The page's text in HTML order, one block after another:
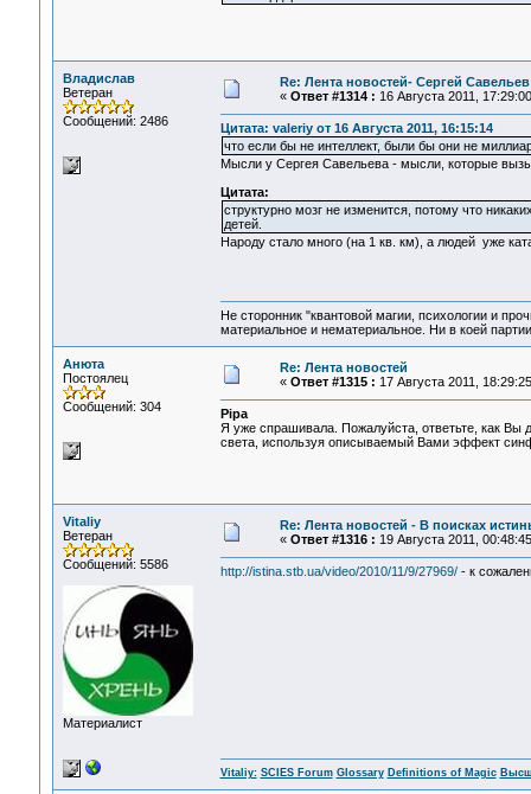
Владислав
Ветеран
Сообщений: 2486
Re: Лента новостей- Сергей Савельев
« Ответ #1314 : 16 Августа 2011,
Цитата: valeriy от 16 Августа 2011, 16:15:14
что если бы не интеллект, были бы они не
Мысли у Сергея Савельева - мысли, которые
Цитата:
структурно мозг не изменится, потому что
детей.
Народу стало много (на 1 кв. км), а людей уже
Не сторонник "квантовой магии, психологии и
материальное и нематериальное. Ни в коей
Анюта
Постоялец
Сообщений: 304
Re: Лента новостей
« Ответ #1315 : 17 Августа 2011,
Pipa
Я уже спрашивала. Пожалуйста, ответьте, как
света, используя описываемый Вами эффект
Vitaliy
Ветеран
Сообщений: 5586
Материалист
Re: Лента новостей - В поисках
« Ответ #1316 : 19 Августа 2011,
http://istina.stb.ua/video/2010/11/9/27969/- к
Vitaliy: SCIES Forum Glossary Definitions of Magic